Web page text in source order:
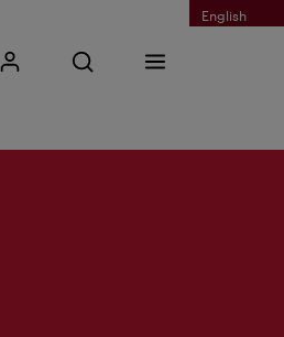
English
Mitt KristianiaÅpne søk
Skriv inn søkefrase
Søk
Meny